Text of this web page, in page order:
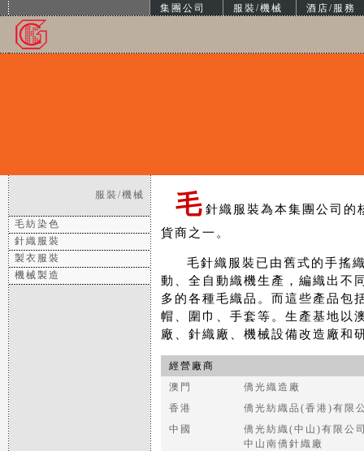
集團公司 服裝/機械 酒店/服務
服裝/機械
毛紡染色
針織服裝
製衣服裝
機械製造
毛 針織服裝為本集團公司的
貨商之一。
毛針織服裝已由舊式的手搖織
動、全自動織機生產，編織出不
多的各種毛織品。而這些產品包
帽、圍巾、手套等。生產基地以
廠、針織廠、機械設備改造廠和
經營廠商
澳門
僑光織造廠
香港
僑光紡織品(香港)有限
中國
僑光紡織(中山)有限公
中山南僑針織廠